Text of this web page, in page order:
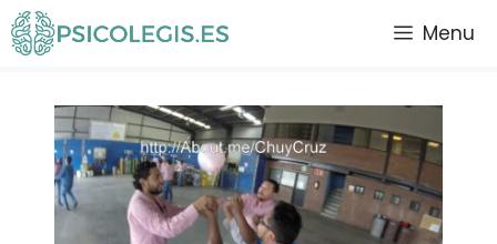
Saltar
al
Menu